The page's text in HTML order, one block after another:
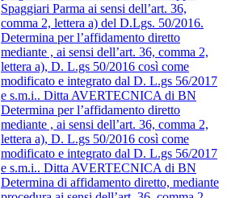
Spaggiari Parma ai sensi dell’art. 36,
comma 2, lettera a) del D.Lgs. 50/2016.
Determina per l’affidamento diretto
mediante , ai sensi dell’art. 36, comma 2,
lettera a), D. L.gs 50/2016 così come
modificato e integrato dal D. L.gs 56/2017
e s.m.i.. Ditta AVERTECNICA di BN
Determina per l’affidamento diretto
mediante , ai sensi dell’art. 36, comma 2,
lettera a), D. L.gs 50/2016 così come
modificato e integrato dal D. L.gs 56/2017
e s.m.i.. Ditta AVERTECNICA di BN
Determina di affidamento diretto, mediante